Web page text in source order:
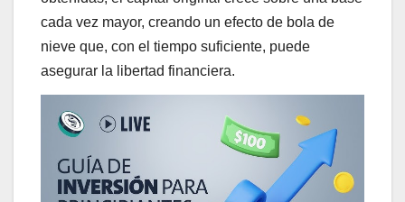
cada vez mayor, creando un efecto de bola de
nieve que, con el tiempo suficiente, puede
asegurar la libertad financiera.